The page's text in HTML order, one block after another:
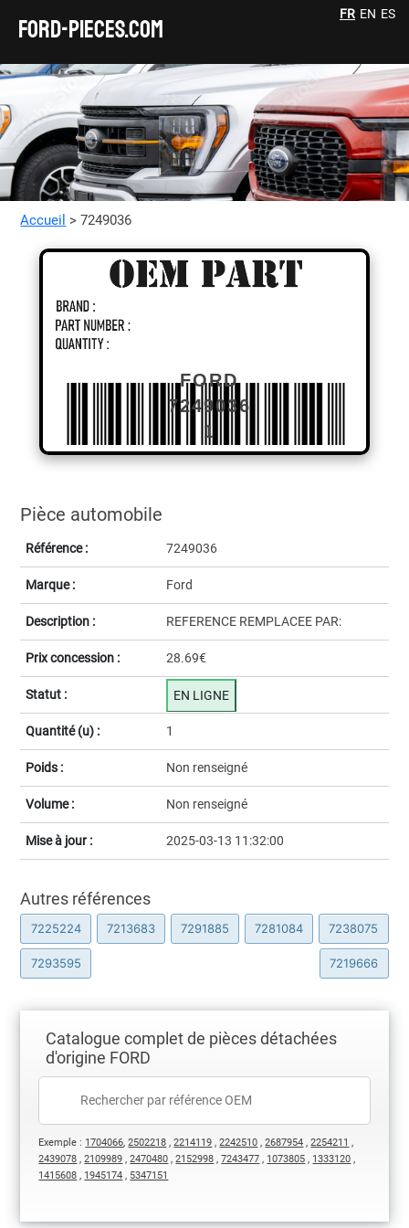
FORD-pieces.com
FR EN ES
Accueil > 7249036
Pièce automobile
Référence : 7249036
Marque : Ford
Description : REFERENCE REMPLACEE PAR:
Prix concession : 28.69€
Statut : EN LIGNE
Quantité (u) : 1
Poids : Non renseigné
Volume : Non renseigné
Mise à jour : 2025-03-13 11:32:00
FORD
7249036
1
Autres références
7225224 7213683 7291885 7281084 7238075
7293595 7219666
Catalogue complet de pièces détachées
d'origine FORD
Exemple : 1704066,2502218 ,2214119 ,2242510 ,2687954 ,2254211 ,
2439078 ,2109989 ,2470480 ,2152998 ,7243477 , 1073805 , 1333120 ,
1415608 , 1945174 , 5347151